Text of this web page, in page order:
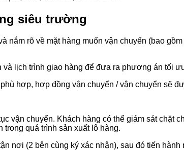
siêu trường
nắm rõ về mặt hàng muốn vận chuyển (bao
lịch trình giao hàng để đưa ra phương án tối
hợp, hợp đồng vận chuyển / vận chuyển sẽ
vận chuyển. Khách hàng có thể giám sát chặt
trong quá trình sản xuất lô hàng.
nơi (2 bên cùng ký xác nhận), sau đó tiến hành